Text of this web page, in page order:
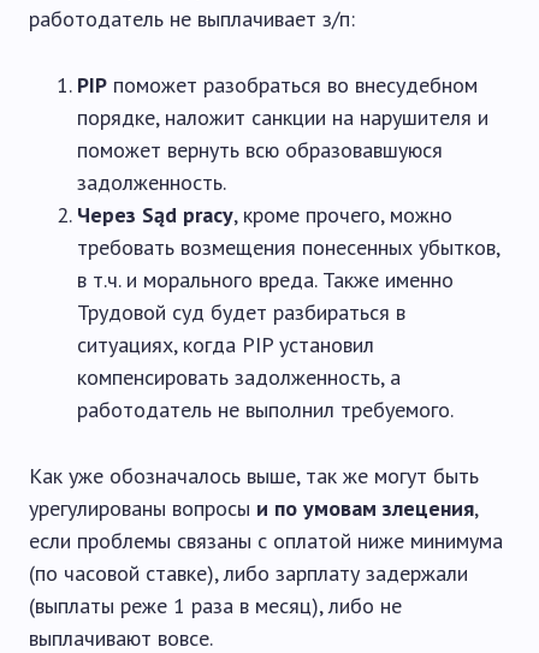
работодатель не выплачивает з/п:
PIP поможет разобраться во внесудебном
порядке, наложит санкции на нарушителя и
поможет вернуть всю образовавшуюся
задолженность.
Через Sąd pracy, кроме прочего, можно
требовать возмещения понесенных убытков,
в т.ч. и морального вреда. Также именно
Трудовой суд будет разбираться в
ситуациях, когда PIP установил
компенсировать задолженность, а
работодатель не выполнил требуемого.
Как уже обозначалось выше, так же могут быть
урегулированы вопросы и по умовам злецения,
если проблемы связаны с оплатой ниже минимума
(по часовой ставке), либо зарплату задержали
(выплаты реже 1 раза в месяц), либо не
выплачивают вовсе.